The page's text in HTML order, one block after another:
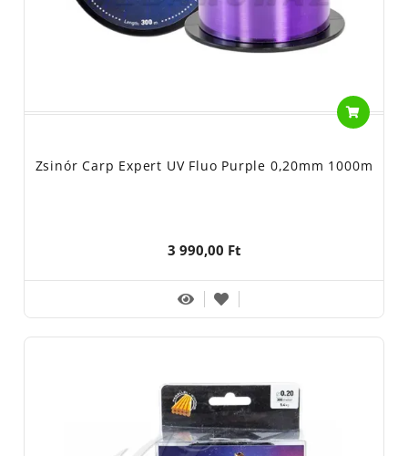
Zsinór Carp Expert UV Fluo Purple 0,20mm 1000m
3 990,00 Ft